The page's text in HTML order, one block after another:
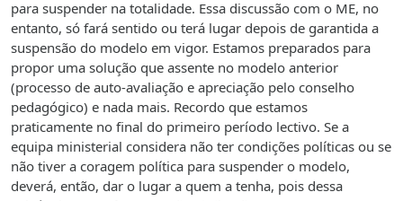
para suspender na totalidade. Essa discussão com o ME, no
entanto, só fará sentido ou terá lugar depois de garantida a
suspensão do modelo em vigor. Estamos preparados para
propor uma solução que assente no modelo anterior
(processo de auto-avaliação e apreciação pelo conselho
pedagógico) e nada mais. Recordo que estamos
praticamente no final do primeiro período lectivo. Se a
equipa ministerial considera não ter condições políticas ou se
não tiver a coragem política para suspender o modelo,
deverá, então, dar o lugar a quem a tenha, pois dessa